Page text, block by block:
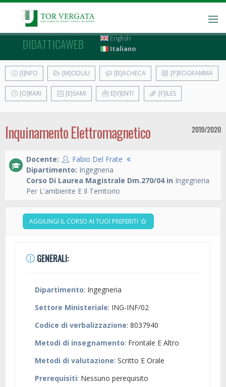
DIDATTICAWEB
English
Italiano
[I]NFO [M]ODULI [B]ACHECA [P]ROGRAMMA
[O]RARI [E]SAMI E[V]ENTI [F]ILES
Inquinamento Elettromagnetico 2019/2020
Docente:
Fabio Del Frate
Dipartimento: Ingegneria
Corso Di Laurea Magistrale Dm.270/04 in Ingegneria
Per L'ambiente E Il Territorio
AGGIUNGI IL CORSO AI TUOI PREFERITI
GENERALI:
Dipartimento: Ingegneria
Settore Ministeriale: ING-INF/02
Codice di verbalizzazione: 8037940
Metodi di insegnamento: Frontale E Altro
Metodi di valutazione: Scritto E Orale
Prerequisiti: Nessuno perequisito